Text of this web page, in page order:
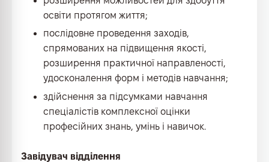
освіти протягом життя;
послідовне проведення заходів,
спрямованих на підвищення якості,
розширення практичної направленості,
удосконалення форм і методів навчання;
здійснення за підсумками навчання
спеціалістів комплексної оцінки
професійних знань, умінь і навичок.
Завідувач відділення